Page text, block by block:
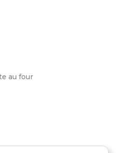
au four